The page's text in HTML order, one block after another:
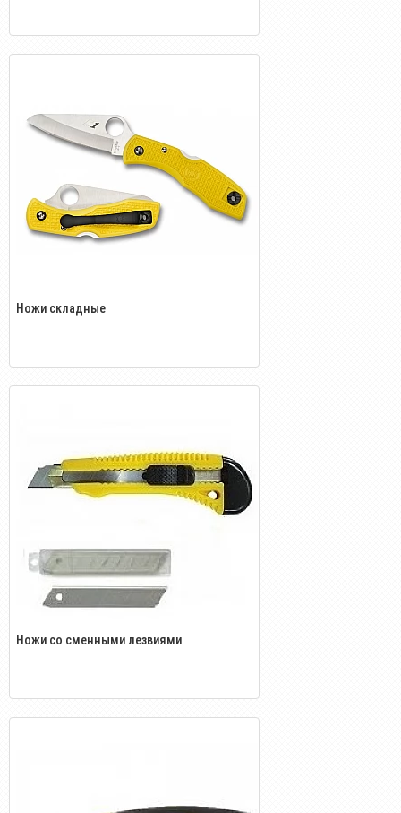
Ножи складные
Ножи со сменными лезвиями